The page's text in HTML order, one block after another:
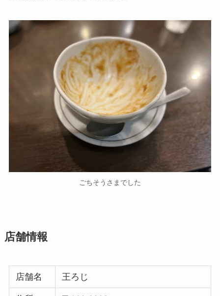
ごちそうさまでした
店舗情報
店舗名 王ろじ